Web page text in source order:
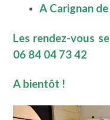
A Carignan
Les rendez-vous
06 84 04 73 42
A bientôt !